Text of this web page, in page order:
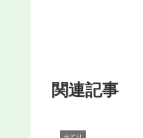
関連記事
せどり